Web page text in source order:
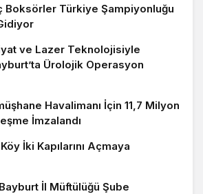
Boksörler Türkiye Şampiyonluğu
ve Lazer Teknolojisiyle
Ürolojik Operasyon
Havalimanı İçin 11,7 Milyon
İmzalandı
İki Kapılarını Açmaya
İl Müftülüğü Şube